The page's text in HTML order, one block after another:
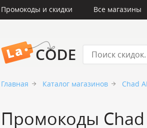
Промокоды и скидки Все магазины
Главная Каталог магазинов Chad AI
Промокоды Chad